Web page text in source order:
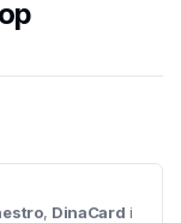
, DinaCard i